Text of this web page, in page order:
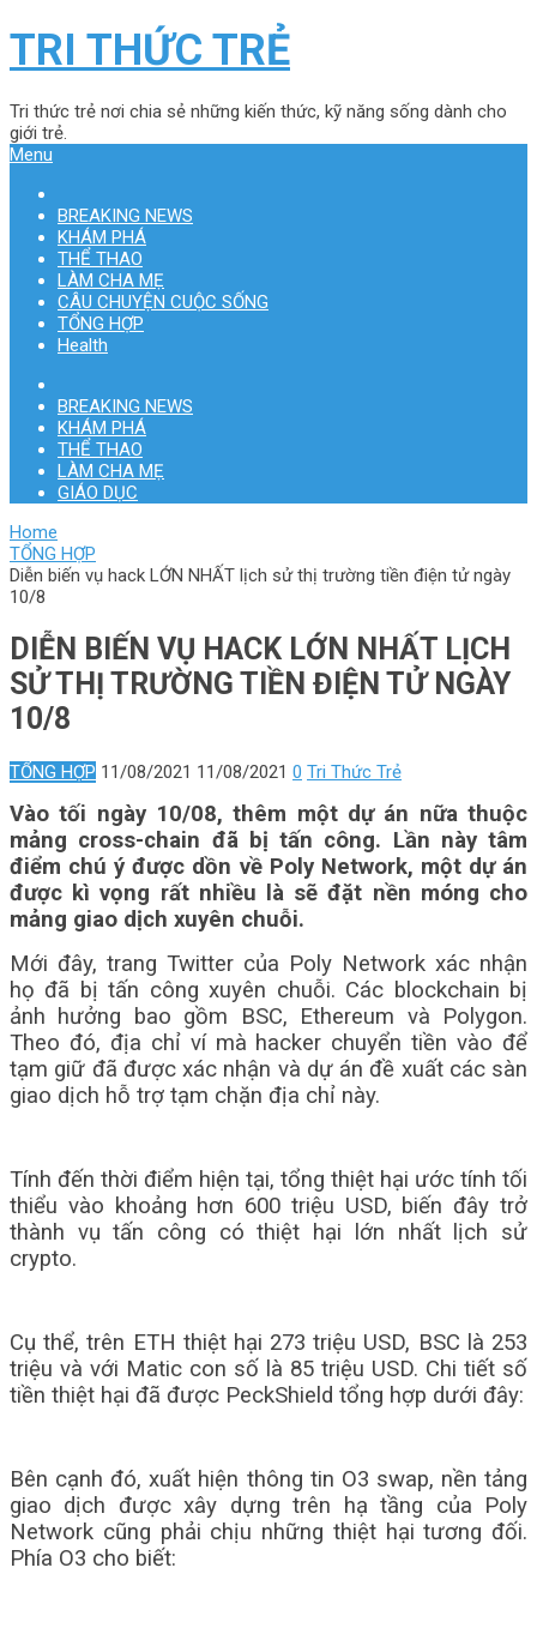
TRI THỨC TRẺ
Tri thức trẻ nơi chia sẻ những kiến thức, kỹ năng sống dành cho
giới trẻ.
Menu
BREAKING NEWS
KHÁM PHÁ
THỂ THAO
LÀM CHA MẸ
CÂU CHUYỆN CUỘC SỐNG
TỔNG HỢP
Health
BREAKING NEWS
KHÁM PHÁ
THỂ THAO
LÀM CHA MẸ
GIÁO DỤC
Home
TỔNG HỢP
Diễn biến vụ hack LỚN NHẤT lịch sử thị trường tiền điện tử ngày
10/8
DIỄN BIẾN VỤ HACK LỚN NHẤT LỊCH
SỬ THỊ TRƯỜNG TIỀN ĐIỆN TỬ NGÀY
10/8
TỔNG HỢP 11/08/2021 11/08/2021 0 Tri Thức Trẻ
Vào tối ngày 10/08, thêm một dự án nữa thuộc
mảng cross-chain đã bị tấn công. Lần này tâm
điểm chú ý được dồn về Poly Network, một dự án
được kì vọng rất nhiều là sẽ đặt nền móng cho
mảng giao dịch xuyên chuỗi.
Mới đây, trang Twitter của Poly Network xác nhận
họ đã bị tấn công xuyên chuỗi. Các blockchain bị
ảnh hưởng bao gồm BSC, Ethereum và Polygon.
Theo đó, địa chỉ ví mà hacker chuyển tiền vào để
tạm giữ đã được xác nhận và dự án đề xuất các sàn
giao dịch hỗ trợ tạm chặn địa chỉ này.
Tính đến thời điểm hiện tại, tổng thiệt hại ước tính tối
thiểu vào khoảng hơn 600 triệu USD, biến đây trở
thành vụ tấn công có thiệt hại lớn nhất lịch sử
crypto.
Cụ thể, trên ETH thiệt hại 273 triệu USD, BSC là 253
triệu và với Matic con số là 85 triệu USD. Chi tiết số
tiền thiệt hại đã được PeckShield tổng hợp dưới đây:
Bên cạnh đó, xuất hiện thông tin O3 swap, nền tảng
giao dịch được xây dựng trên hạ tầng của Poly
Network cũng phải chịu những thiệt hại tương đối.
Phía O3 cho biết: